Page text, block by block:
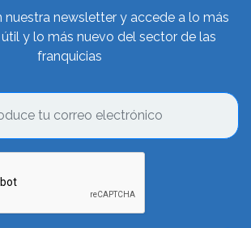
nuestra newsletter y accede a lo más
y lo más nuevo del sector de las
franquicias